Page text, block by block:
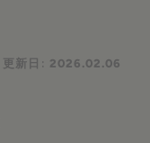
更新日: 2026.02.06